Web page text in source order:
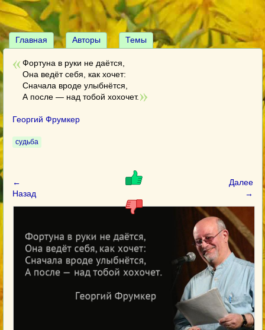
Главная Авторы Темы
Фортуна в руки не даётся,
Она ведёт себя, как хочет:
Сначала вроде улыбнётся,
А после — над тобой хохочет.
Георгий Фрумкер
судьба
←
Назад
Далее
→